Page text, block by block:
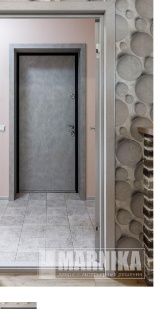
в квартиру
из дерева
панелями
решения
зеркальные
перегородки
панели